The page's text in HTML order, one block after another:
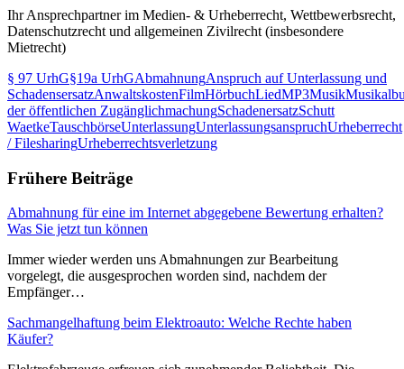
Ihr Ansprechpartner im Medien- & Urheberrecht, Wettbewerbsrecht,
Datenschutzrecht und allgemeinen Zivilrecht (insbesondere
Mietrecht)
§ 97 UrhG§19a UrhGAbmahnungAnspruch auf Unterlassung und
SchadensersatzAnwaltskostenFilmHörbuchLiedMP3Musik
der öffentlichen ZugänglichmachungSchadenersatzSchutt
WaetkeTauschbörseUnterlassungUnterlassungsanspruchUrheberrecht
/ FilesharingUrheberrechtsverletzung
Frühere Beiträge
Abmahnung für eine im Internet abgegebene Bewertung erhalten?
Was Sie jetzt tun können
Immer wieder werden uns Abmahnungen zur Bearbeitung
vorgelegt, die ausgesprochen worden sind, nachdem der
Empfänger…
Sachmangelhaftung beim Elektroauto: Welche Rechte haben
Käufer?